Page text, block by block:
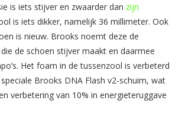
is iets stijver en zwaarder dan zijn
is iets dikker, namelijk 36 millimeter. Ook
is nieuw. Brooks noemt deze de
de schoen stijver maakt en daarmee
Het foam in de tussenzool is verbeterd
Brooks DNA Flash v2-schuim, wat
verbetering van 10% in energieteruggave